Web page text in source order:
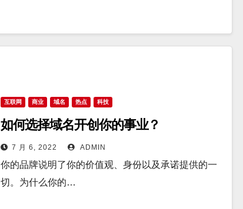
互联网 商业 域名 热点 科技
如何选择域名开创你的事业？
7 月 6, 2022 ADMIN
你的品牌说明了你的价值观、身份以及承诺提供的一
切。为什么你的…